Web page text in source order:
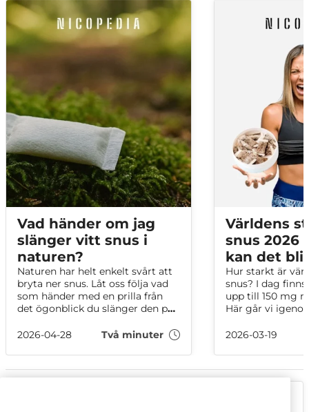
XQS Cucumber Fizz 10mg Limited
Edition
Vad händer om jag
slänger vitt snus i
naturen?
Naturen har helt enkelt svårt att
bryta ner snus. Låt oss följa vad
som händer med en prilla från
det ögonblick du slänger den på
tappert försök att bryta ner den.
2026-04-28 Två minuter
Världens
snus 2026
kan det
Hur starkt är
snus? I dag
upp till 150 mg
Här går vi
mellan mg per
avgör hur starkt
2026-03-19